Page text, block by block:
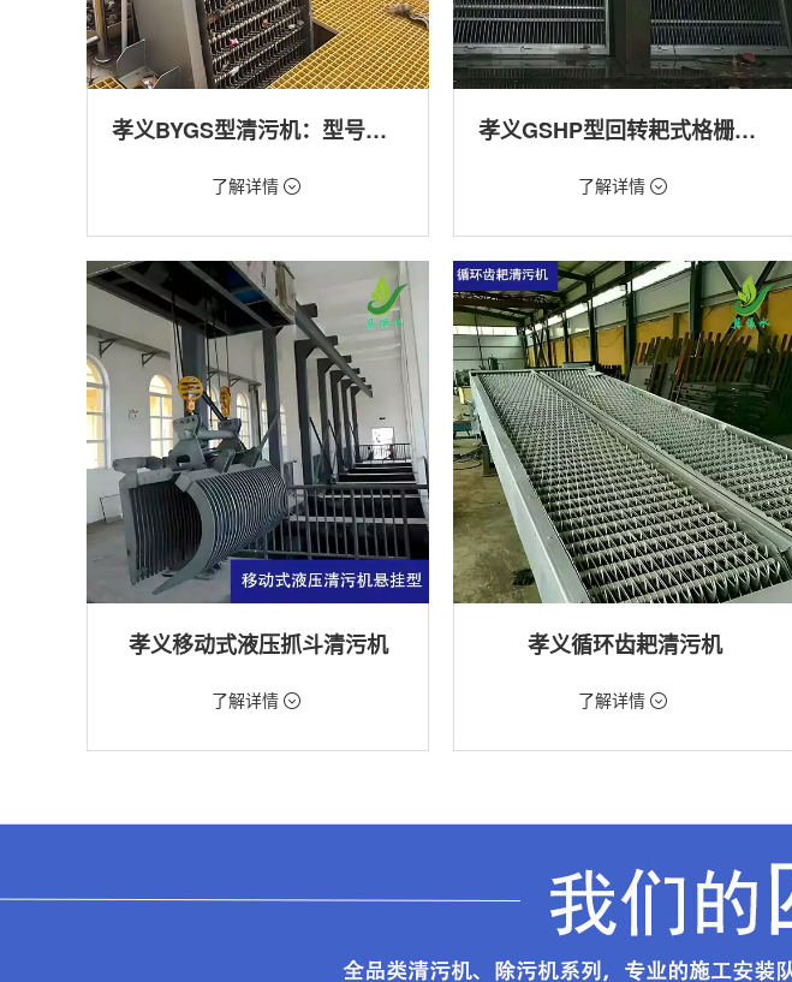
孝义BYGS型清污机：型号多样应用广泛
价格：1.23万/台
机
用途：泵站,污水处理,渠道,化工,纺织
了解详情
孝义GSHP型回转耙式格栅清污机
价格：1.18万/台
机,回转式清污机
用途：泵站,污水处理,水电站,自来水厂,渠道,河
道,防洪排涝
了解详情
孝义移动式液压抓斗清污机
价格：5698元/台
机
了解详情
孝义循环齿耙清污机
价格：1898元/台
机
了解详情